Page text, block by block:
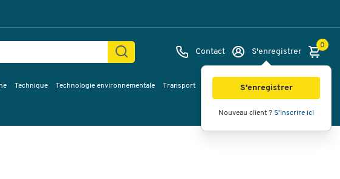
Contact S'enregistrer
S'enregistrer
Nouveau client ? S'inscrire ici
0
Technique Technologie environnementale Transport Services & planification Inspiration
Images Vidéos Vue à 360